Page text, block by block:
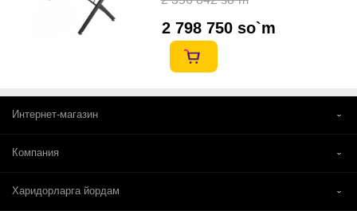
2 798 750 so`m
Интернет-магазин
Компания
Харидорларга йордам